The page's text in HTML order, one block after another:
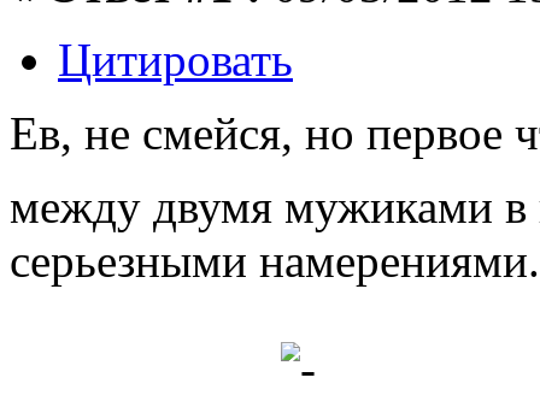
Цитировать
Ев, не смейся, но первое
между двумя мужиками в
серьезными намерениями.